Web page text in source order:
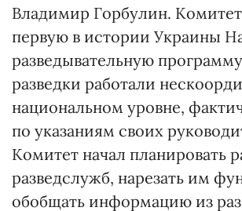
Владимир Горбулин. Комитет
первую в истории Украины
разведывательную
разведки работали
национальном уровне,
по указаниям своих
Комитет начал планировать
разведслужб, нарезать им
обобщать информацию из